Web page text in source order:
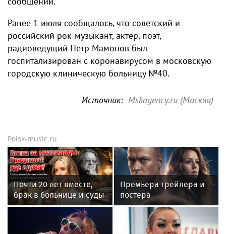
Ранее 1 июля сообщалось, что советский и
российский рок-музыкант, актер, поэт,
радиоведущий Петр Мамонов был
госпитализирован с коронавирусом в московскую
городскую клиническую больницу №40.
Источник: Mskagency.ru (Москва)
Poisk-music.ru
Почти 20 лет вместе,
брак в больнице и суды
за миллиард: как
сейчас живет вдова
Александра Градского
Премьера трейлера и
постера
фантастического
блокбастера «Девятая
планета»